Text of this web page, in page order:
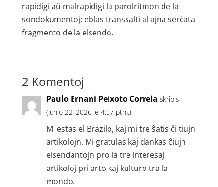
rapidigi aŭ malrapidigi la parolritmon de la
sondokumentoj; eblas transsalti al ajna serĉata
fragmento de la elsendo.
2 Komentoj
Paulo Ernani Peixoto Correia skribis
(Junio 22, 2026 je 4:57 ptm.)
Mi estas el Brazilo, kaj mi tre ŝatis ĉi tiujn
artikolojn. Mi gratulas kaj dankas ĉiujn
elsendantojn pro la tre interesaj
artikoloj pri arto kaj kulturo tra la
mondo.